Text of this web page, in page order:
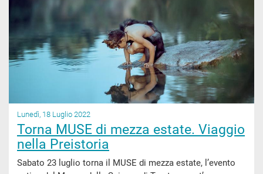
Lunedì, 18 Luglio 2022
Torna MUSE di mezza estate. Viaggio
nella Preistoria
Sabato 23 luglio torna il MUSE di mezza estate, l’evento